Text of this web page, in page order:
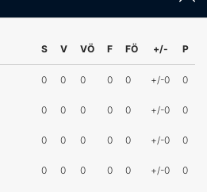
S V VÖ F FÖ +/- P
0 0 0 0 0 +/-0 0
0 0 0 0 0 +/-0 0
0 0 0 0 0 +/-0 0
0 0 0 0 0 +/-0 0